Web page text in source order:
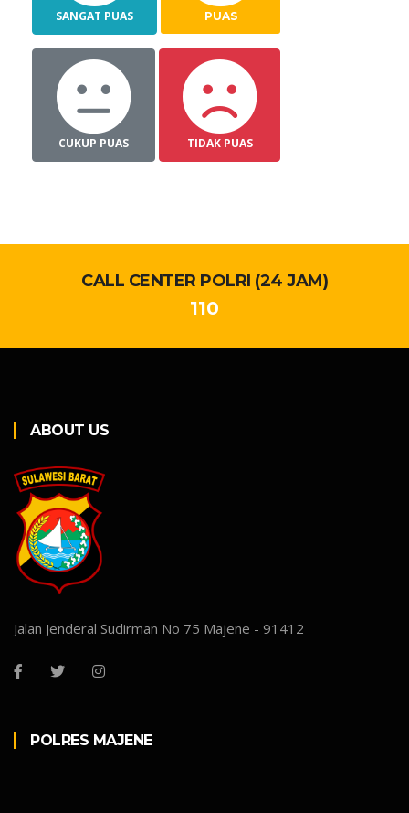
SANGAT PUAS PUAS
CUKUP PUAS TIDAK PUAS
CALL CENTER POLRI (24 JAM)
110
ABOUT US
Jalan Jenderal Sudirman No 75 Majene - 91412
POLRES MAJENE